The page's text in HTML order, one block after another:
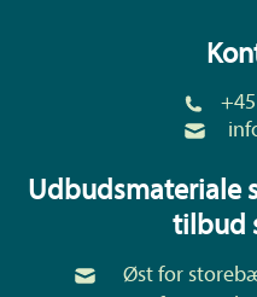
Udbudsmateriale
tilbud
Øst for